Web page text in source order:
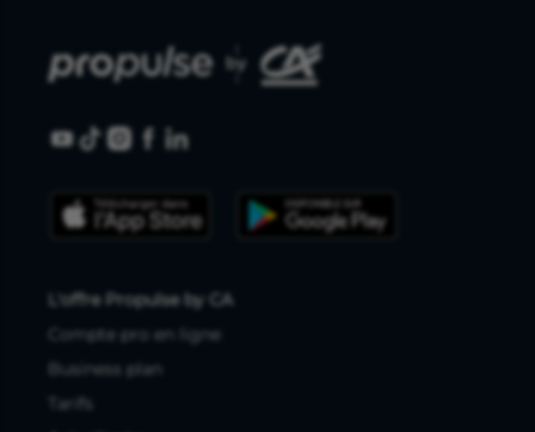
L'offre Propulse by CA
Compte pro en ligne
Business plan
Tarifs